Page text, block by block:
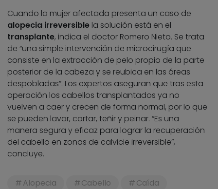
Cuando la mujer afectada presenta un caso de
alopecia irreversible la solución está en el
transplante, indica el doctor Romero Nieto. Se trata
de “una simple intervención de microcirugía que
consiste en la extracción de pelo propio de la parte
posterior de la cabeza y se reubica en las áreas
despobladas”. Los expertos aseguran que tras esta
operación los cabellos transplantados ya no
vuelven a caer y crecen de forma normal, por lo que
se pueden lavar, cortar, teñir y peinar. “Es una
manera segura y eficaz para lograr la recuperación
del cabello en zonas de calvicie irreversible”,
concluye.
Alopecia Cabello
Caída